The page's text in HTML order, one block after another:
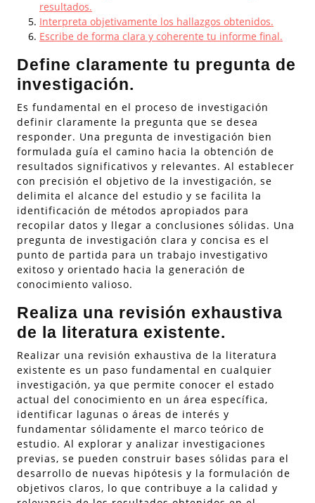
resultados.
Interpreta objetivamente los hallazgos obtenidos.
Escribe de forma clara y coherente tu informe final.
Define claramente tu pregunta de
investigación.
Es fundamental en el proceso de investigación
definir claramente la pregunta que se desea
responder. Una pregunta de investigación bien
formulada guía el camino hacia la obtención de
resultados significativos y relevantes. Al establecer
con precisión el objetivo de la investigación, se
delimita el alcance del estudio y se facilita la
identificación de métodos apropiados para
recopilar datos y llegar a conclusiones sólidas. Una
pregunta de investigación clara y concisa es el
punto de partida para un trabajo investigativo
exitoso y orientado hacia la generación de
conocimiento valioso.
Realiza una revisión exhaustiva
de la literatura existente.
Realizar una revisión exhaustiva de la literatura
existente es un paso fundamental en cualquier
investigación, ya que permite conocer el estado
actual del conocimiento en un área específica,
identificar lagunas o áreas de interés y
fundamentar sólidamente el marco teórico de
estudio. Al explorar y analizar investigaciones
previas, se pueden construir bases sólidas para el
desarrollo de nuevas hipótesis y la formulación de
objetivos claros, lo que contribuye a la calidad y